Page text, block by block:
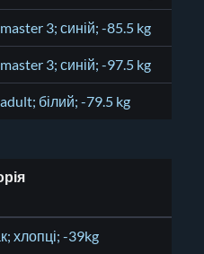
3; синій; -85.5 kg
3; синій; -97.5 kg
білий; -79.5 kg
хлопці; -39kg